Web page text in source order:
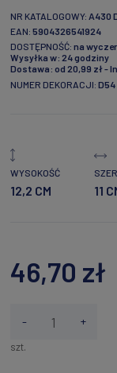
NR KATALOGOWY: A430
EAN: 5904326541924
DOSTĘPNOŚĆ: na
Wysyłka w: 24 godziny
Dostawa: od 20,99 zł-
Cena nie zawiera
NUMER DEKORACJI: D54
WYSOKOŚĆ
12,2 CM 11
46,70 zł
- +
szt.